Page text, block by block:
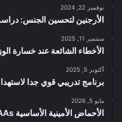
نوفمبر 22, 2024
الأرجنين لتحسين الجنس:
سبتمبر 11, 2025
الأخطاء الشائعة عند خسارة
أكتوبر 5, 2025
برنامج تدريبي قوي جدا
مايو 5, 2026
الأحماض الأمينية الأساسية EAAs تعريفها، أهميتها، مصادرها، وفوائدها